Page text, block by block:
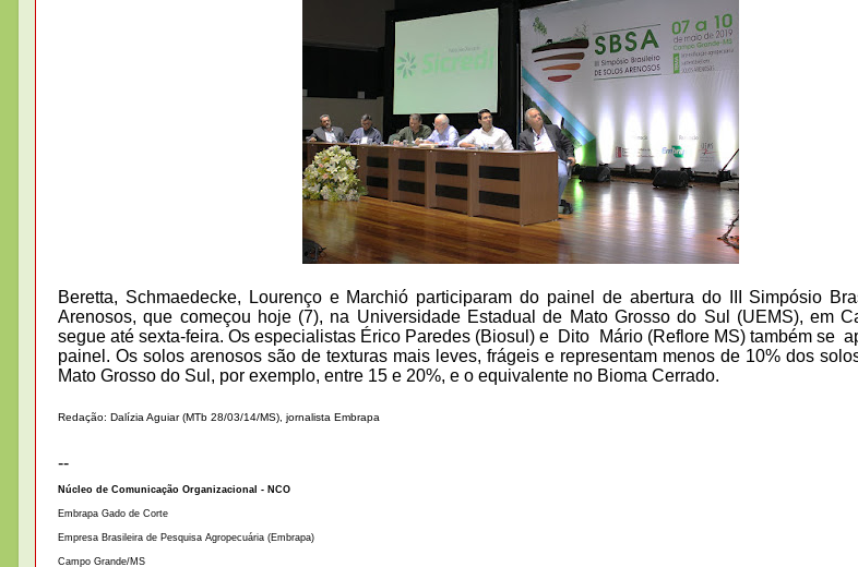
Beretta, Schmaedecke, Lourenço e Marchió participaram do painel de abertura do III Simpósio
Arenosos, que começou hoje (7), na Universidade Estadual de Mato Grosso do Sul (UEMS), em
segue até sexta-feira. Os especialistas Érico Paredes (Biosul) e Dito Mário (Reflore MS) também se
painel. Os solos arenosos são de texturas mais leves, frágeis e representam menos de 10% dos
Mato Grosso do Sul, por exemplo, entre 15 e 20%, e o equivalente no Bioma Cerrado.
Redação: Dalízia Aguiar (MTb 28/03/14/MS), jornalista Embrapa
--
Núcleo de Comunicação Organizacional - NCO
Embrapa Gado de Corte
Empresa Brasileira de Pesquisa Agropecuária (Embrapa)
Campo Grande/MS